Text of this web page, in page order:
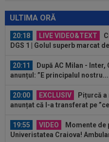
ULTIMA ORĂ
după KuPS - Craiova din turul...
20:18 LIVE VIDEO&TEXT
DGS 1 | Golul superb marcat
20:11
După AC Milan -
anunțul: ”E principalul nostru...
20:00 EXCLUSIV
Pițurcă a
anunțat că l-a transferat pe
19:55 VIDEO
Momente de
Univeristatea Craiova!